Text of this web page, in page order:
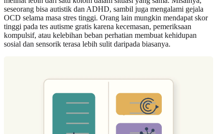
seseorang bisa autistik dan ADHD, sambil juga mengalami gejala
OCD selama masa stres tinggi. Orang lain mungkin mendapat skor
tinggi pada tes autisme gratis karena kecemasan, pemeriksaan
kompulsif, atau kelebihan beban perhatian membuat kehidupan
sosial dan sensorik terasa lebih sulit daripada biasanya.